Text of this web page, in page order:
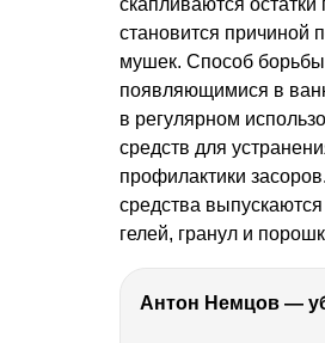
скапливаются остатки
становится причиной
мушек. Способ
появляющимися в
в регулярном
средств для
профилактики
средства
гелей, гранул и